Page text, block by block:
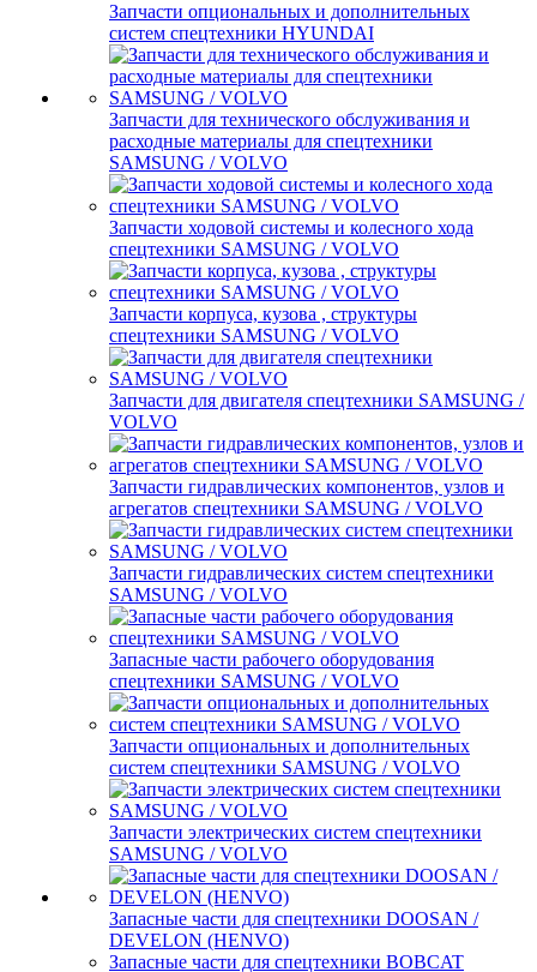
Запчасти опциональных и дополнительных
систем спецтехники HYUNDAI
Запчасти для технического обслуживания и
расходные материалы для спецтехники
SAMSUNG / VOLVO
Запчасти ходовой системы и колесного хода
спецтехники SAMSUNG / VOLVO
Запчасти корпуса, кузова , структуры
спецтехники SAMSUNG / VOLVO
Запчасти для двигателя спецтехники SAMSUNG /
VOLVO
Запчасти гидравлических компонентов, узлов и
агрегатов спецтехники SAMSUNG / VOLVO
Запчасти гидравлических систем спецтехники
SAMSUNG / VOLVO
Запасные части рабочего оборудования
спецтехники SAMSUNG / VOLVO
Запчасти опциональных и дополнительных
систем спецтехники SAMSUNG / VOLVO
Запчасти электрических систем спецтехники
SAMSUNG / VOLVO
Запасные части для спецтехники DOOSAN /
DEVELON (HENVO)
Запасные части для спецтехники BOBCAT